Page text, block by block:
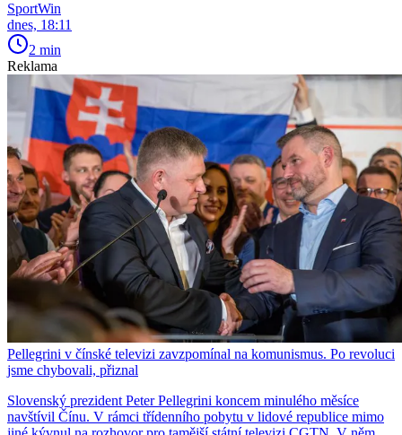
SportWin
dnes, 18:11
2 min
Reklama
Pellegrini v čínské televizi zavzpomínal na komunismus. Po revoluci
jsme chybovali, přiznal
Slovenský prezident Peter Pellegrini koncem minulého měsíce
navštívil Čínu. V rámci třídenního pobytu v lidové republice mimo